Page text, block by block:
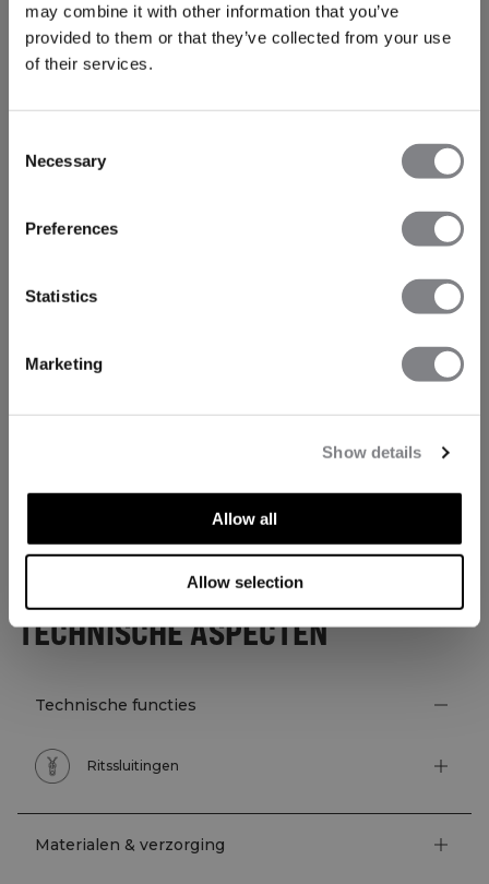
may combine it with other information that you’ve
provided to them or that they’ve collected from your use
of their services.
Selection
Necessary
Preferences
Statistics
Marketing
Show details
Allow all
Allow selection
TECHNISCHE ASPECTEN
Technische functies
Ritssluitingen
Materialen & verzorging